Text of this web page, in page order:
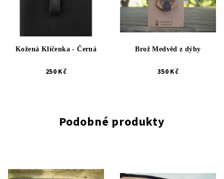
Kožená Klíčenka - Černá
250 Kč
Brož Medvěd z dýhy
350 Kč
Podobné produkty